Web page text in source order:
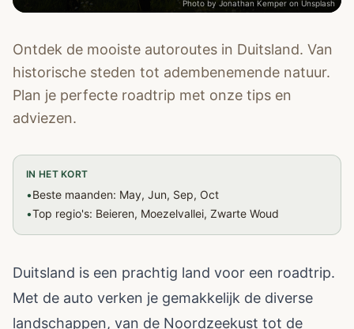
Photo by Jonathan Kemper on Unsplash
Ontdek de mooiste autoroutes in Duitsland. Van
historische steden tot adembenemende natuur.
Plan je perfecte roadtrip met onze tips en
adviezen.
IN HET KORT
•Beste maanden: May, Jun, Sep, Oct
•Top regio's: Beieren, Moezelvallei, Zwarte Woud
Duitsland is een prachtig land voor een roadtrip.
Met de auto verken je gemakkelijk de diverse
landschappen, van de Noordzeekust tot de